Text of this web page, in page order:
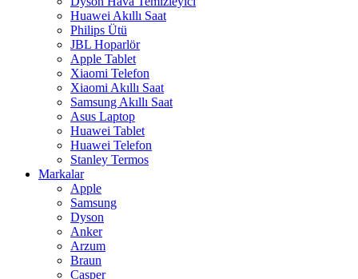
Huawei Akıllı Saat
Philips Ütü
JBL Hoparlör
Apple Tablet
Xiaomi Telefon
Xiaomi Akıllı Saat
Samsung Akıllı Saat
Asus Laptop
Huawei Tablet
Huawei Telefon
Stanley Termos
Markalar
Apple
Samsung
Dyson
Anker
Arzum
Braun
Casper